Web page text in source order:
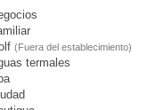
(Fuera del establecimiento)
termales